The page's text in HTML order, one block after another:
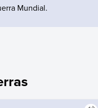
Mundial.